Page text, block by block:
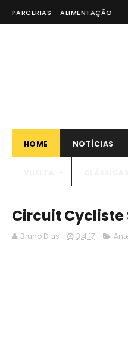
PARCERIAS ALIMENTAÇÃO
HOME NOTÍCIAS
Circuit Cycliste
Bruno Dias 3.4.17